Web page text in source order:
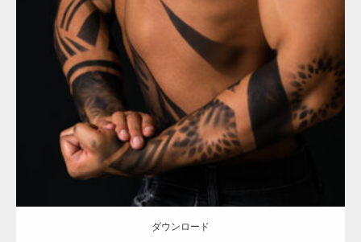
Update: 2021.12.21
Category:アートなマッチョ オレンジの人 TOSHI(大胸筋)
ダウンロード
ダウンロード